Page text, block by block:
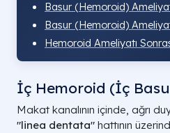
Basur (Hemoroid)
Basur (Hemoroid)
Hemoroid Ameliyatı
İç Hemoroid (İç
Makat kanalının içinde, ağrı
"linea dentata" hattının